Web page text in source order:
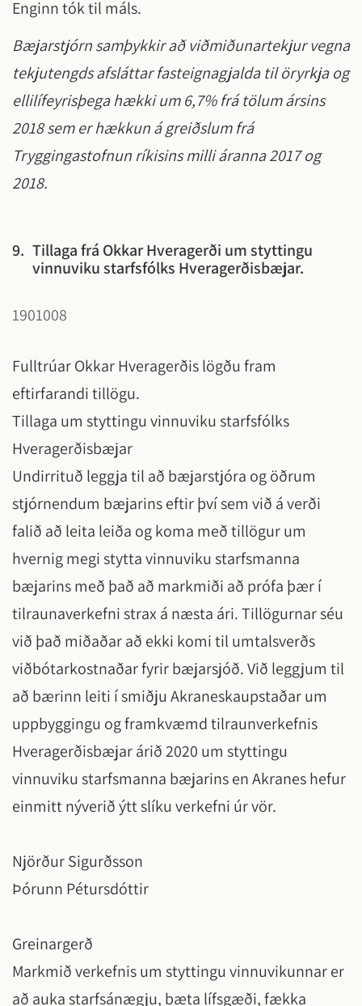
Enginn tók til máls.
Bæjarstjórn samþykkir að viðmiðunartekjur vegna
tekjutengds afsláttar fasteignagjalda til öryrkja og
ellilífeyrisþega hækki um 6,7% frá tölum ársins
2018 sem er hækkun á greiðslum frá
Tryggingastofnun ríkisins milli áranna 2017 og
2018.
9. Tillaga frá Okkar Hveragerði um styttingu
vinnuviku starfsfólks Hveragerðisbæjar.
1901008
Fulltrúar Okkar Hveragerðis lögðu fram
eftirfarandi tillögu.
Tillaga um styttingu vinnuviku starfsfólks
Hveragerðisbæjar
Undirrituð leggja til að bæjarstjóra og öðrum
stjórnendum bæjarins eftir því sem við á verði
falið að leita leiða og koma með tillögur um
hvernig megi stytta vinnuviku starfsmanna
bæjarins með það að markmiði að prófa þær í
tilraunaverkefni strax á næsta ári. Tillögurnar séu
við það miðaðar að ekki komi til umtalsverðs
viðbótarkostnaðar fyrir bæjarsjóð. Við leggjum til
að bærinn leiti í smiðju Akraneskaupstaðar um
uppbyggingu og framkvæmd tilraunverkefnis
Hveragerðisbæjar árið 2020 um styttingu
vinnuviku starfsmanna bæjarins en Akranes hefur
einmitt nýverið ýtt slíku verkefni úr vör.
Njörður Sigurðsson
Þórunn Pétursdóttir
Greinargerð
Markmið verkefnis um styttingu vinnuvikunnar er
að auka starfsánægju, bæta lífsgæði, fækka